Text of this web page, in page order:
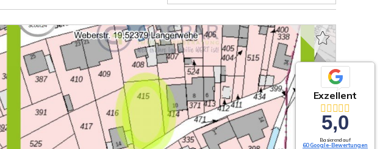
Exzellent
5,0
Basierend auf
60 Google-Bewertungen